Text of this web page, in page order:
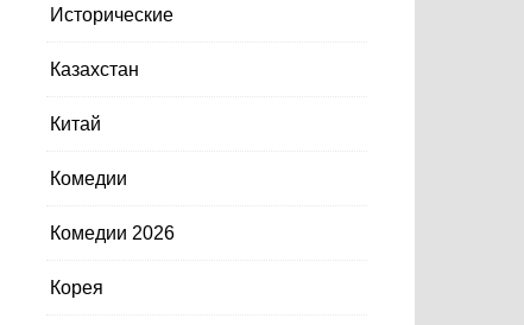
Исторические
Казахстан
Китай
Комедии
Комедии 2026
Корея